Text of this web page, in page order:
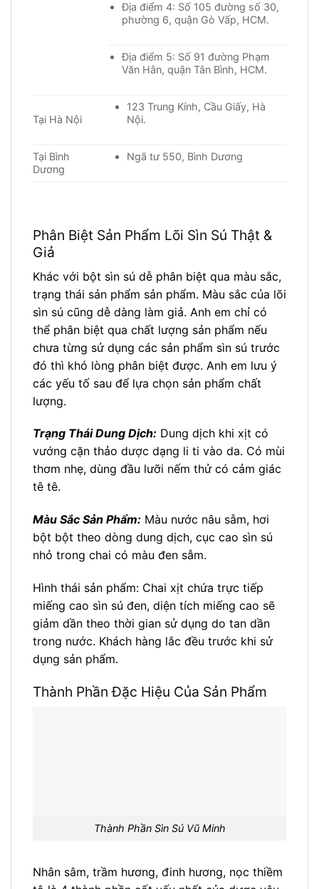
Địa điểm 4: Số 105 đường số 30,
phường 6, quận Gò Vấp, HCM.
Địa điểm 5: Số 91 đường Phạm
Văn Hân, quận Tân Bình, HCM.
Tại Hà Nội
123 Trung Kính, Cầu Giấy, Hà
Nội.
Tại Bình
Dương
Ngã tư 550, Bình Dương
Phân Biệt Sản Phẩm Lõi Sìn Sú Thật &
Giả
Khác với bột sìn sú dễ phân biệt qua màu sắc,
trạng thái sản phẩm sản phẩm. Màu sắc của lõi
sìn sú cũng dễ dàng làm giả. Anh em chỉ có
thể phân biệt qua chất lượng sản phẩm nếu
chưa từng sử dụng các sản phẩm sìn sú trước
đó thì khó lòng phân biệt được. Anh em lưu ý
các yếu tố sau để lựa chọn sản phẩm chất
lượng.
Trạng Thái Dung Dịch: Dung dịch khi xịt có
vướng cặn thảo dược dạng li ti vào da. Có mùi
thơm nhẹ, dùng đầu lưỡi nếm thử có cảm giác
tê tê.
Màu Sắc Sản Phẩm: Màu nước nâu sẫm, hơi
bột bột theo dòng dung dịch, cục cao sìn sú
nhỏ trong chai có màu đen sẫm.
Hình thái sản phẩm: Chai xịt chứa trực tiếp
miếng cao sìn sú đen, diện tích miếng cao sẽ
giảm dần theo thời gian sử dụng do tan dần
trong nước. Khách hàng lắc đều trước khi sử
dụng sản phẩm.
Thành Phần Đặc Hiệu Của Sản Phẩm
Thành Phần Sìn Sú Vũ Minh
Nhân sâm, trầm hương, đinh hương, nọc thiềm